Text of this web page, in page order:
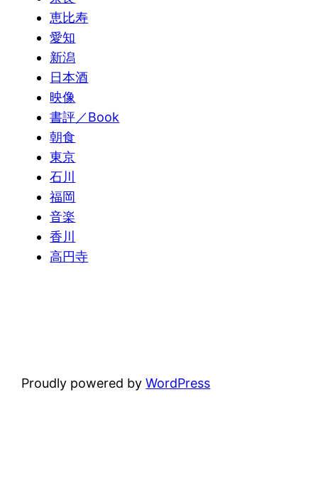
恵比寿
愛知
新潟
日本酒
映像
書評／Book
朝食
東京
石川
福岡
音楽
香川
高円寺
Proudly powered byWordPress